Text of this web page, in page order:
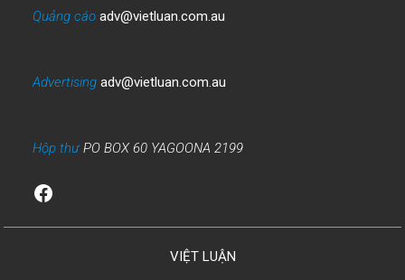
Quảng cáo adv@vietluan.com.au
Advertising adv@vietluan.com.au
Hộp thưPO BOX 60 YAGOONA 2199
Facebook
VIỆT LUẬN